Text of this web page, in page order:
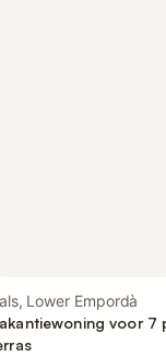
Lower Empordà
voor 7